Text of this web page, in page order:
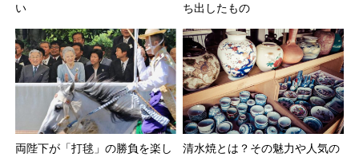
い
ち出したもの
両陛下が「打毬」の勝負を楽し
清水焼とは？その魅力や人気の